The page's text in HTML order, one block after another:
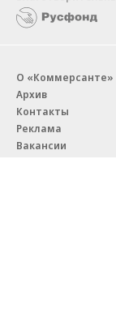
О «Коммерсанте»
Архив
Контакты
Реклама
Вакансии